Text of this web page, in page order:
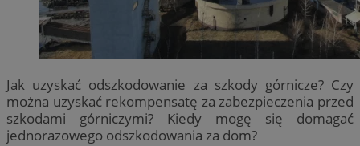
Jak uzyskać odszkodowanie za szkody górnicze? Czy
można uzyskać rekompensatę za zabezpieczenia przed
szkodami górniczymi? Kiedy mogę się domagać
jednorazowego odszkodowania za dom?